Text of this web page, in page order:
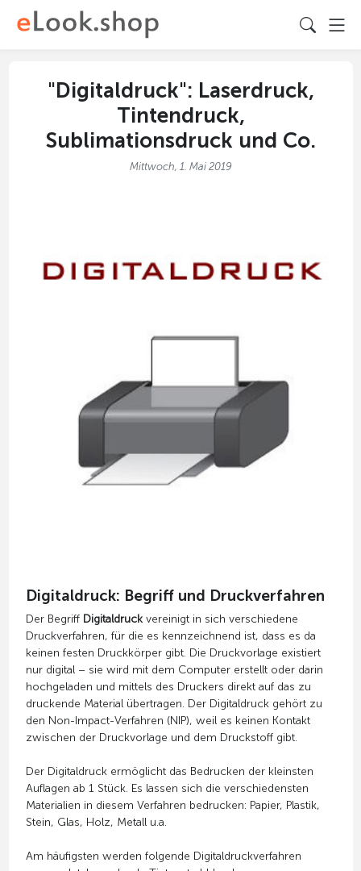
"Digitaldruck": Laserdruck,
Tintendruck,
Sublimationsdruck und Co.
Mittwoch, 1. Mai 2019
Digitaldruck: Begriff und Druckverfahren
Der Begriff Digitaldruckvereinigt in sich verschiedene
Druckverfahren, für die es kennzeichnend ist, dass es da
keinen festen Druckkörper gibt. Die Druckvorlage existiert
nur digital – sie wird mit dem Computer erstellt oder darin
hochgeladen und mittels des Druckers direkt auf das zu
druckende Material übertragen. Der Digitaldruck gehört zu
den Non-Impact-Verfahren (NIP), weil es keinen Kontakt
zwischen der Druckvorlage und dem Druckstoff gibt.
Der Digitaldruck ermöglicht das Bedrucken der kleinsten
Auflagen ab 1 Stück. Es lassen sich die verschiedensten
Materialien in diesem Verfahren bedrucken: Papier, Plastik,
Stein, Glas, Holz, Metall u.a.
Am häufigsten werden folgende Digitaldruckverfahren